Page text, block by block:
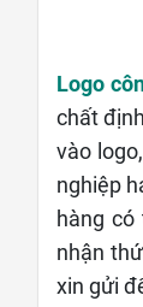
Logo
chất
vào
nghiệp
hàng
nhận
xin gửi